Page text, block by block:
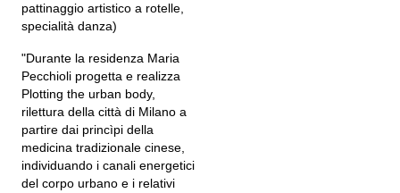
pattinaggio artistico a rotelle,
specialità danza)
"Durante la residenza Maria
Pecchioli progetta e realizza
Plotting the urban body,
rilettura della città di Milano a
partire dai princìpi della
medicina tradizionale cinese,
individuando i canali energetici
del corpo urbano e i relativi